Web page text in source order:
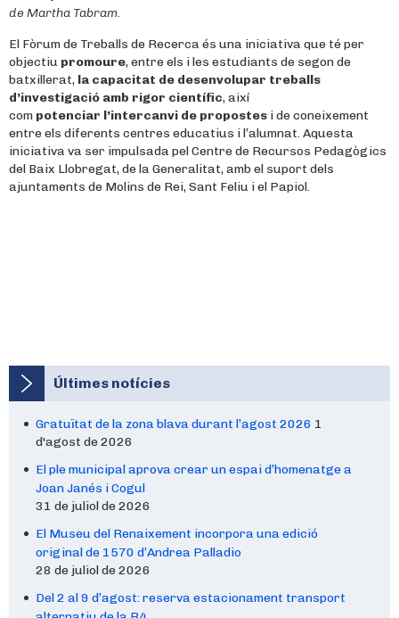
de Martha Tabram.
El Fòrum de Treballs de Recerca és una iniciativa que té per
objectiu promoure, entre els i les estudiants de segon de
batxillerat, la capacitat de desenvolupar treballs
d’investigació amb rigor científic, així
com potenciar l’intercanvi de propostes i de coneixement
entre els diferents centres educatius i l’alumnat. Aquesta
iniciativa va ser impulsada pel Centre de Recursos Pedagògics
del Baix Llobregat, de la Generalitat, amb el suport dels
ajuntaments de Molins de Rei, Sant Feliu i el Papiol.
Últimes notícies
Gratuïtat de la zona blava durant l’agost 2026 1
d'agost de 2026
El ple municipal aprova crear un espai d’homenatge a
Joan Janés i Cogul
31 de juliol de 2026
El Museu del Renaixement incorpora una edició
original de 1570 d’Andrea Palladio
28 de juliol de 2026
Del 2 al 9 d’agost: reserva estacionament transport